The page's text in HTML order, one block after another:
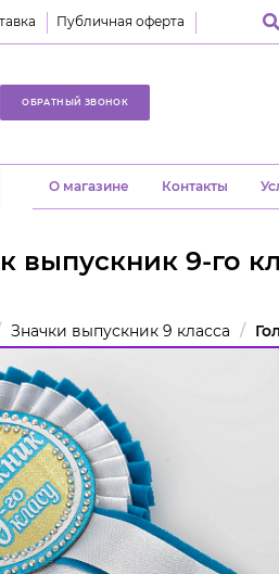
Публичная оферта
ОБРАТНЫЙ ЗВОНОК
O магазине Контакты
выпускник 9-го
Значки выпускник 9 класса